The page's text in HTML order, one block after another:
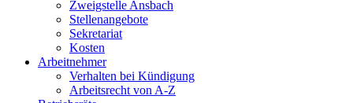
Zweigstelle Ansbach
Stellenangebote
Sekretariat
Kosten
Arbeitnehmer
Verhalten bei Kündigung
Arbeitsrecht von A-Z